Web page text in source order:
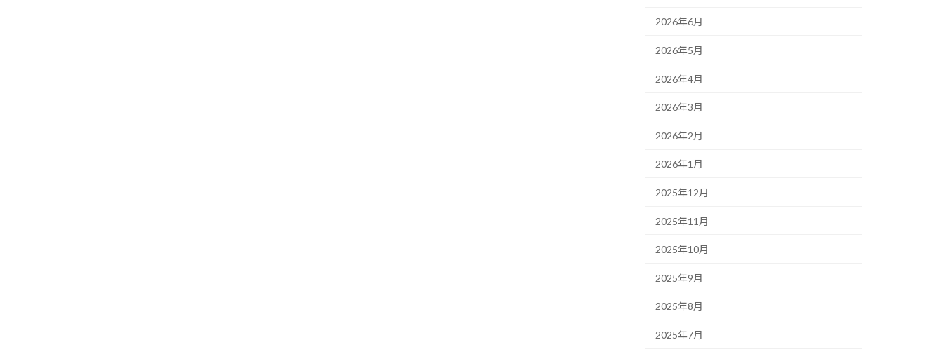
2026年6月
2026年5月
2026年4月
2026年3月
2026年2月
2026年1月
2025年12月
2025年11月
2025年10月
2025年9月
2025年8月
2025年7月